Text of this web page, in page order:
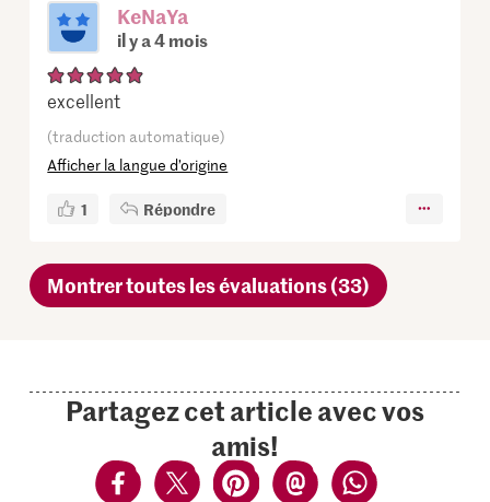
KeNaYa
il y a 4 mois
excellent
(traduction automatique)
Afficher la langue d’origine
1 Répondre
Montrer toutes les évaluations (33)
Partagez cet article avec vos
amis!